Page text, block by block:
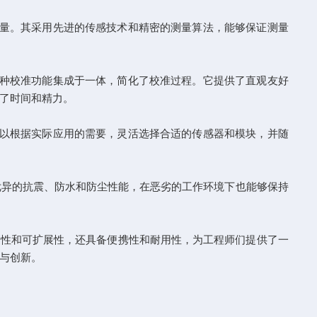
其采用先进的传感技术和精密的测量算法，能够保证测量
准功能集成于一体，简化了校准过程。它提供了直观友好
时间和精力。
据实际应用的需要，灵活选择合适的传感器和模块，并随
抗震、防水和防尘性能，在恶劣的工作环境下也能够保持
可扩展性，还具备便携性和耐用性，为工程师们提供了一
创新。